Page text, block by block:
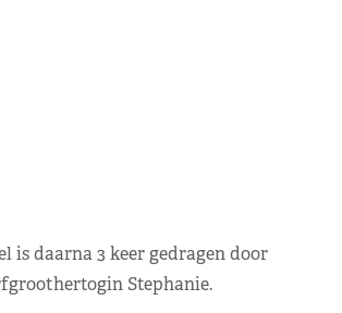
is daarna 3 keer gedragen door
Stephanie.